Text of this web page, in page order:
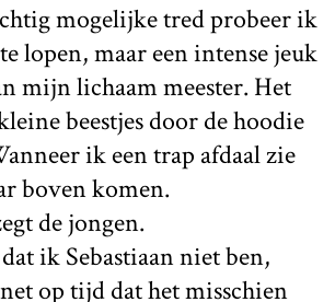
mogelijke tred probeer ik
lopen, maar een intense jeuk
mijn lichaam meester. Het
beestjes door de hoodie
ik een trap afdaal zie
boven komen.
de jongen.
ik Sebastiaan niet ben,
op tijd dat het misschien